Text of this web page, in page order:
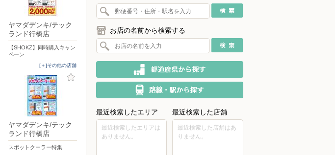
ヤマダデンキ/テック
ランド行橋店
【SHOKZ】同時購入キャン
ペーン
[＋]その他の店舗
ヤマダデンキ/テック
ランド行橋店
スポットクーラー特集
お店の名前から検索する
最近検索したエリア
最近検索したエリアは
ありません。
最近検索した店舗
最近検索した店舗はあ
りません。